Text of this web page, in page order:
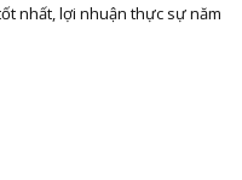
nhất, lợi nhuận thực sự năm